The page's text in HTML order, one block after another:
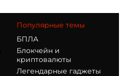
Популярные темы
БПЛА
Блокчейн и
криптовалюты
Легендарные гаджеты